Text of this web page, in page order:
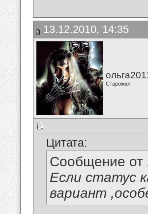
13.12.2010, 14:35
Старожил
Цитата:
Сообщение от
Если статус
вариант